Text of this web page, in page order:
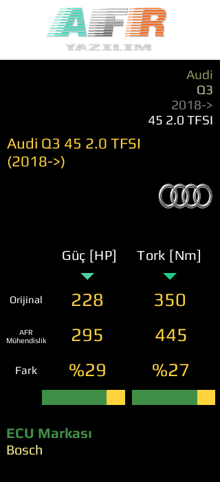
Audi
Q3
2018->
45 2.0 TFSI
Audi Q3 45 2.0 TFSI
(2018->)
Güç [HP] Tork [Nm]
Orijinal 228 350
AFR
Mühendislik
295 445
Fark %29 %27
ECU Markası
Bosch